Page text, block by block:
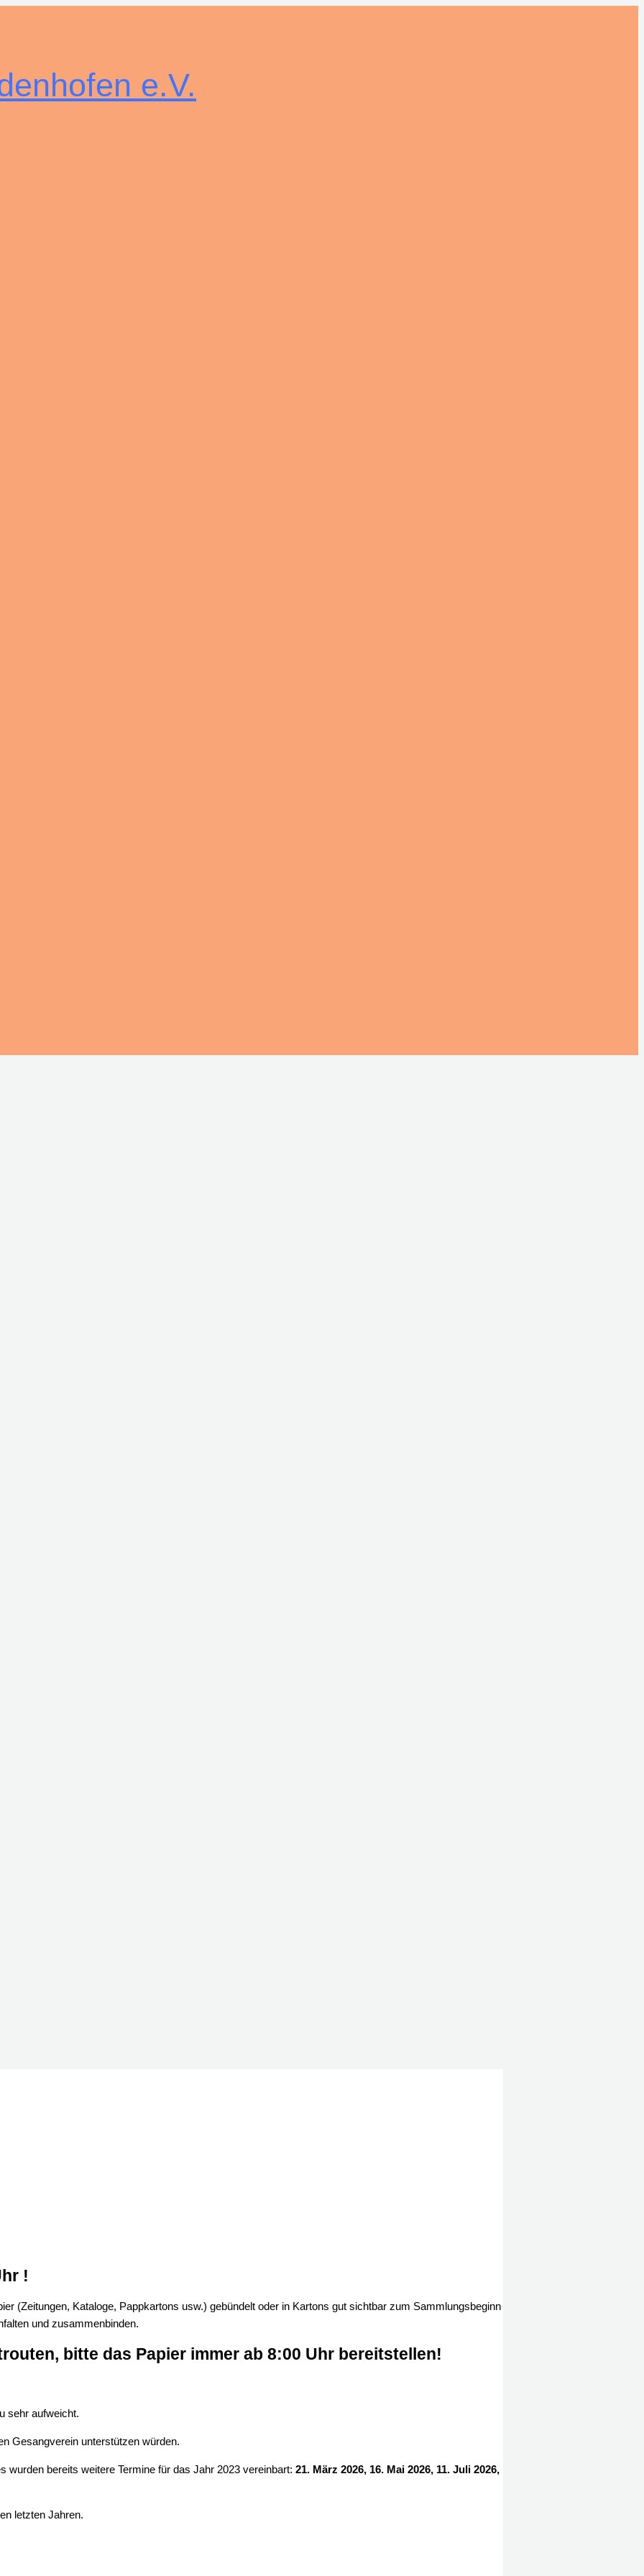
e.V.
!
(Zeitungen, Kataloge, Pappkartons usw.) gebündelt oder in Kartons gut sichtbar zum Sammlungsbeginn
und zusammenbinden.
bitte das Papier immer ab 8:00 Uhr bereitstellen!
sehr aufweicht.
Gesangverein unterstützen würden.
bereits weitere Termine für das Jahr 2023 vereinbart: 21. März 2026, 16. Mai 2026, 11. Juli 2026,
letzten Jahren.